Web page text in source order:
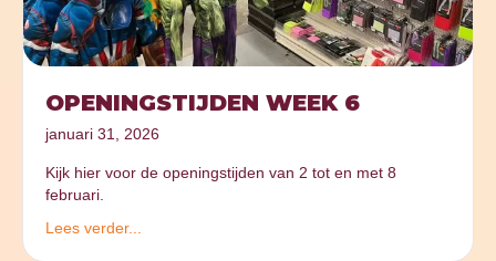
OPENINGSTIJDEN WEEK 6
januari 31, 2026
Kijk hier voor de openingstijden van 2 tot en met 8
februari.
Lees verder...